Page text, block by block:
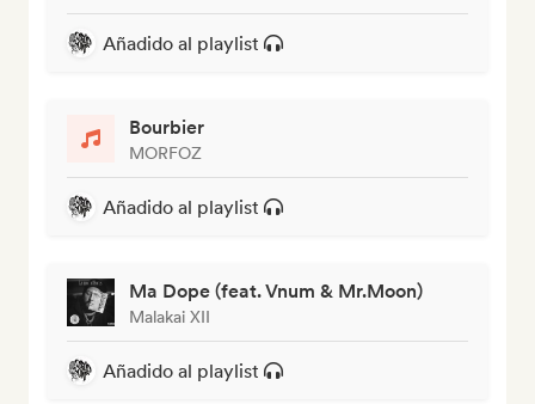
Añadido al playlist
Bourbier
MORFOZ
Añadido al playlist
Ma Dope (feat. Vnum & Mr.Moon)
Malakai XII
Añadido al playlist